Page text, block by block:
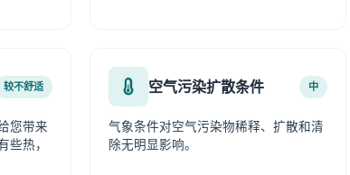
较不舒适
您带来
些热，
空气污染扩散条件 中
气象条件对空气污染物稀释、扩散和清
除无明显影响。